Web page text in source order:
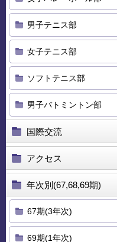
男子テニス部
女子テニス部
ソフトテニス部
男子バトミントン部
国際交流
アクセス
年次別(67,68,69期)
67期(3年次)
69期(1年次)